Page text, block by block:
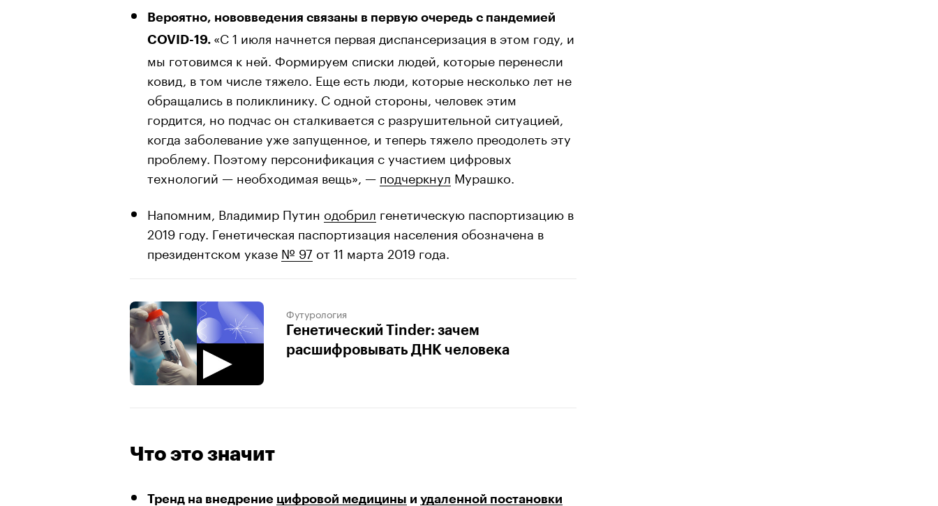
Вероятно, нововведения связаны в первую очередь с пандемией
COVID-19. «С 1 июля начнется первая диспансеризация в этом году, и
мы готовимся к ней. Формируем списки людей, которые перенесли
ковид, в том числе тяжело. Еще есть люди, которые несколько лет не
обращались в поликлинику. С одной стороны, человек этим
гордится, но подчас он сталкивается с разрушительной ситуацией,
когда заболевание уже запущенное, и теперь тяжело преодолеть эту
проблему. Поэтому персонификация с участием цифровых
технологий — необходимая вещь», — подчеркнул Мурашко.
Напомним, Владимир Путин одобрил генетическую паспортизацию в
2019 году. Генетическая паспортизация населения обозначена в
президентском указе № 97 от 11 марта 2019 года.
Футурология
Генетический Tinder: зачем
расшифровывать ДНК человека
Что это значит
Тренд на внедрение цифровой медицины и удаленной постановки